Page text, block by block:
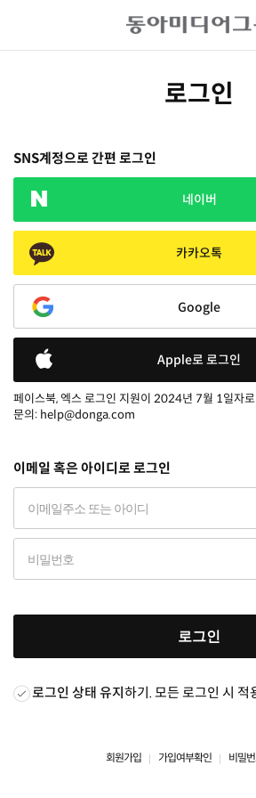
로그인
SNS계정으로 간편 로그인
네이버
카카오톡
Google
Apple로 로그인
페이스북, 엑스 로그인 지원이 2024년 7월 1일자
문의: help@donga.com
이메일 혹은 아이디로 로그인
로그인
로그인 상태 유지하기. 모든 로그인 시 적
회원가입 가입여부확인 비밀